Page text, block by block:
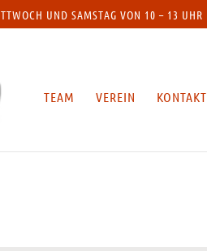
UND SAMSTAG VON 10 – 13 UHR
TEAM VEREIN KONTAKT